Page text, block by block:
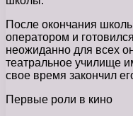
После окончания
оператором и
неожиданно для всех
театральное училище
свое время закончил
Первые роли в кино